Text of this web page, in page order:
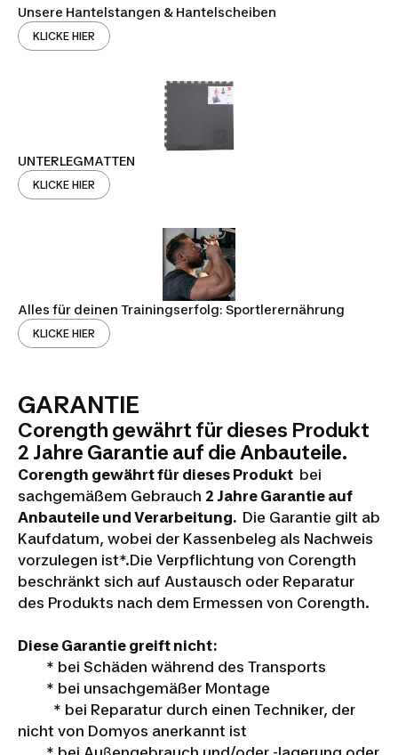
Unsere Hantelstangen & Hantelscheiben
KLICKE HIER
UNTERLEGMATTEN
KLICKE HIER
Alles für deinen Trainingserfolg: Sportlerernährung
KLICKE HIER
GARANTIE
Corength gewährt für dieses Produkt
2 Jahre Garantie auf die Anbauteile.
Corength gewährt für dieses Produkt bei
sachgemäßem Gebrauch 2 Jahre Garantie auf
Anbauteile und Verarbeitung. Die Garantie gilt ab
Kaufdatum, wobei der Kassenbeleg als Nachweis
vorzulegen ist*.Die Verpflichtung von Corength
beschränkt sich auf Austausch oder Reparatur
des Produkts nach dem Ermessen von Corength.
Diese Garantie greift nicht:
* bei Schäden während des Transports
* bei unsachgemäßer Montage
* bei Reparatur durch einen Techniker, der
nicht von Domyos anerkannt ist